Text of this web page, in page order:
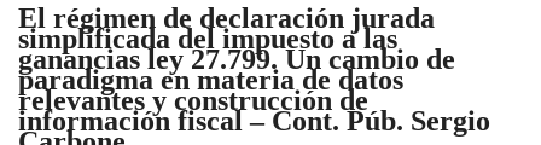
El régimen de declaración jurada
simplificada del impuesto a las
ganancias ley 27.799. Un cambio de
paradigma en materia de datos
relevantes y construcción de
información fiscal – Cont. Púb. Sergio